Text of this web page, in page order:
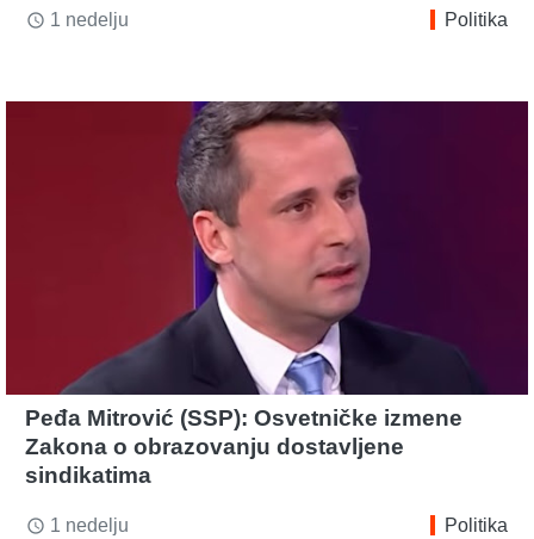
access_time 1 nedelju Politika
Peđa Mitrović (SSP): Osvetničke izmene
Zakona o obrazovanju dostavljene
sindikatima
access_time 1 nedelju Politika